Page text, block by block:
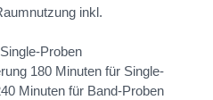
inkl.
Proben
180 Minuten für Single-
Minuten für Band-Proben